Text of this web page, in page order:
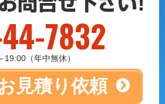
7832
（年中無休）
見積り依頼